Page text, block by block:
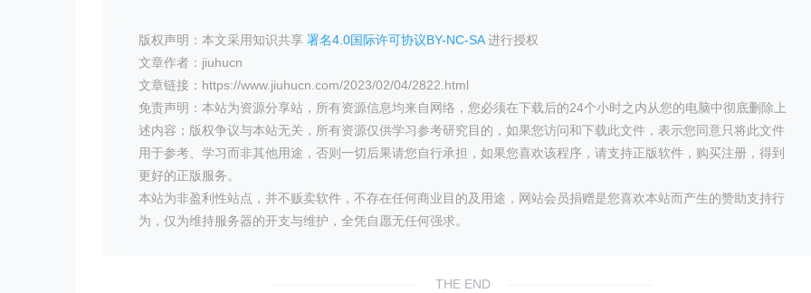
版权声明：本文采用知识共享 署名4.0国际许可协议BY-NC-SA进行授权
文章作者：jiuhucn
文章链接：https://www.jiuhucn.com/2023/02/04/2822.html
免责声明：本站为资源分享站，所有资源信息均来自网络，您必须在下载后的24个小时之内从您的电脑中彻底删除上
述内容；版权争议与本站无关，所有资源仅供学习参考研究目的，如果您访问和下载此文件，表示您同意只将此文件
用于参考、学习而非其他用途，否则一切后果请您自行承担，如果您喜欢该程序，请支持正版软件，购买注册，得到
更好的正版服务。
本站为非盈利性站点，并不贩卖软件，不存在任何商业目的及用途，网站会员捐赠是您喜欢本站而产生的赞助支持行
为，仅为维持服务器的开支与维护，全凭自愿无任何强求。
THE END